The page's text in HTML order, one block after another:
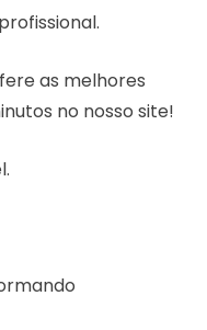
as melhores
no nosso site!